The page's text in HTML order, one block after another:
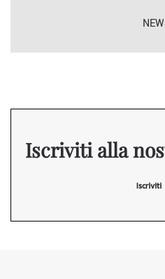
Iscriviti alla
Iscriviti